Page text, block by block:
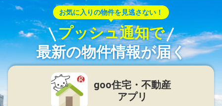
お気に入りの物件を見逃さない！
プッシュ通知で
最新の物件情報が届く
goo住宅・不動産
アプリ